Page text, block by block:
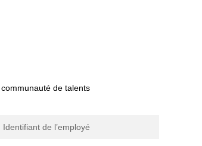
de talents
Identifiant de l’employé